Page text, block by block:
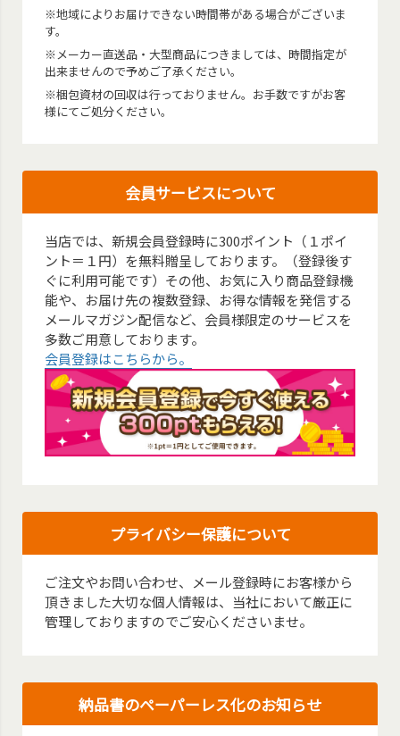
※地域によりお届けできない時間帯がある場合がございま
す。
※メーカー直送品・大型商品につきましては、時間指定が
出来ませんので予めご了承ください。
※梱包資材の回収は行っておりません。お手数ですがお客
様にてご処分ください。
会員サービスについて
当店では、新規会員登録時に300ポイント（１ポイ
ント＝１円）を無料贈呈しております。（登録後す
ぐに利用可能です）その他、お気に入り商品登録機
能や、お届け先の複数登録、お得な情報を発信する
メールマガジン配信など、会員様限定のサービスを
多数ご用意しております。
会員登録はこちらから。
プライバシー保護について
ご注文やお問い合わせ、メール登録時にお客様から
頂きました大切な個人情報は、当社において厳正に
管理しておりますのでご安心くださいませ。
納品書のペーパーレス化のお知らせ